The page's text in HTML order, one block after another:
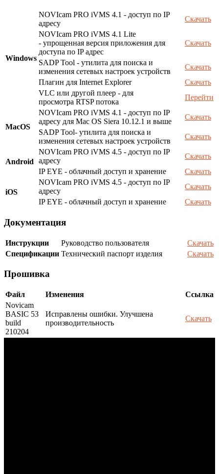
Windows
NOVIcam PRO iVMS 4.1 - доступ по IP
адресу
Скачать
NOVIcam PRO iVMS 4.1 Lite
- упрощенная версия приложения для
доступа по IP адрес
Скачать
SADP Tool - утилита для поиска и
изменения сетевых настроек устройств
Скачать
Плагин для Internet Explorer
Скачать
VLC или другой плеер - для
просмотра RTSP потока
Перейти
MacOS
NOVIcam PRO iVMS 4.1 - доступ по IP
адресу для Mac OS Siera 10.12.1 и выше
Скачать
SADP Tool- утилита для поиска и
изменения сетевых настроек устройств
Скачать
Android
NOVIcam PRO iVMS 4.5 - доступ по IP
адресу
Скачать
IP EYE - облачный доступ и хранение
Скачать
iOS
NOVIcam PRO iVMS 4.5 - доступ по IP
адресу
Скачать
IP EYE - облачный доступ и хранение
Скачать
Документация
Инструкции Руководство пользователя
Скачать
Спецификации Технический паспорт изделия Скачать
Прошивка
Файл Изменения
Ссылка
Novicam
BASIC 53
build
210204
Исправлены ошибки. Улучшена
производительность
Скачать